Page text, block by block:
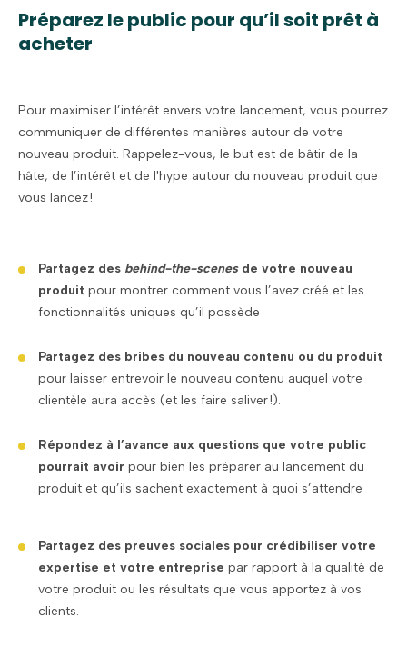
Préparez le public pour qu’il soit prêt à
acheter
Pour maximiser l’intérêt envers votre lancement, vous pourrez
communiquer de différentes manières autour de votre
nouveau produit. Rappelez-vous, le but est de bâtir de la
hâte, de l’intérêt et de l'hype autour du nouveau produit que
vous lancez !
Partagez des behind-the-scenesde votre nouveau
produit pour montrer comment vous l’avez créé et les
fonctionnalités uniques qu’il possède
Partagez des bribes du nouveau contenu ou du produit
pour laisser entrevoir le nouveau contenu auquel votre
clientèle aura accès (et les faire saliver !).
Répondez à l’avance aux questions que votre public
pourrait avoir pour bien les préparer au lancement du
produit et qu’ils sachent exactement à quoi s’attendre
Partagez des preuves sociales pour crédibiliser votre
expertise et votre entreprise par rapport à la qualité de
votre produit ou les résultats que vous apportez à vos
clients.